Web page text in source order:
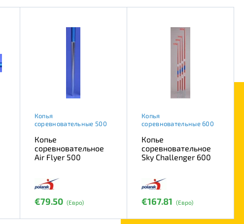
Копья
соревновательные 500
Копье
соревновательное
Air Flyer 500
€79.50 (Евро)
Копья
соревновательные 600
Копье
соревновательное
Sky Challenger 600
€167.81 (Евро)